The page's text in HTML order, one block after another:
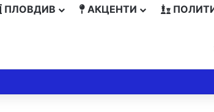
ПЛОВДИВ АКЦЕНТИ